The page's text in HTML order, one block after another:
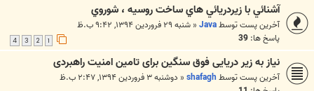
آشنائي با زيردريائي هاي ساخت روسيه ، شوروي
آخرین پست توسطJava
« شنبه ۲۹ فروردین ۱۳۹۴, ۹:۴۲ ب.ظ
پاسخ ها: 39
3
4
نیاز به زیر دریایی فوق سنگین برای تامین امنیت راهبردی
آخرین پست توسطshafagh
« دوشنبه ۳ فروردین ۱۳۹۴, ۲:۴۷ ب.ظ